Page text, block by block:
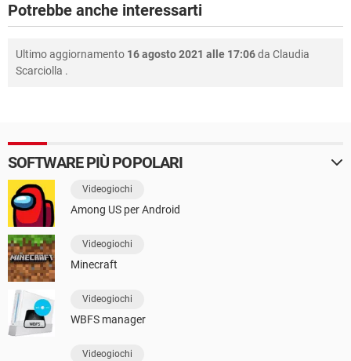
Potrebbe anche interessarti
Ultimo aggiornamento 16 agosto 2021 alle 17:06da Claudia
Scarciolla .
SOFTWARE PIÙ POPOLARI
Videogiochi
Among US per Android
Videogiochi
Minecraft
Videogiochi
WBFS manager
Videogiochi